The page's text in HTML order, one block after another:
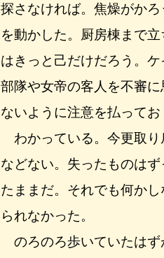
探さなければ。焦燥がか
を動かした。厨房棟まで
はきっと己だけだろう。
部隊や女帝の客人を不審
ないように注意を払って
わかっている。今更取り
などない。失ったものは
たままだ。それでも何か
られなかった。
のろのろ歩いていたはず